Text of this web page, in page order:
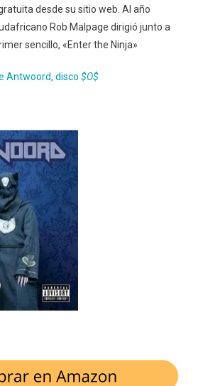
desde su sitio web. Al año
Rob Malpage dirigió junto a
sencillo, «Enter the Ninja»
Antwoord, disco $O$